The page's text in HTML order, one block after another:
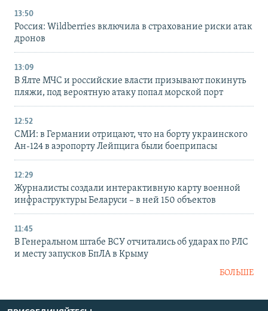
13:50
Россия: Wildberries включила в страхование риски атак
дронов
13:09
В Ялте МЧС и российские власти призывают покинуть
пляжи, под вероятную атаку попал морской порт
12:52
СМИ: в Германии отрицают, что на борту украинского
Ан-124 в аэропорту Лейпцига были боеприпасы
12:29
Журналисты создали интерактивную карту военной
инфраструктуры Беларуси – в ней 150 объектов
11:45
В Генеральном штабе ВСУ отчитались об ударах по РЛС
и месту запусков БпЛА в Крыму
БОЛЬШЕ